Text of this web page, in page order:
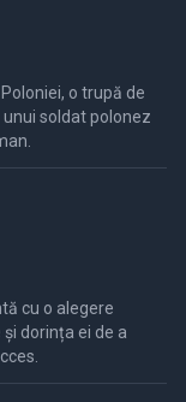
o trupă de
soldat polonez
cu o alegere
dorința ei de a